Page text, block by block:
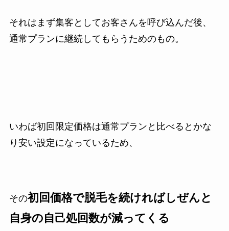
それはまず集客としてお客さんを呼び込んだ後、
通常プランに継続してもらうためのもの。
いわば初回限定価格は通常プランと比べるとかな
り安い設定になっているため、
その初回価格で脱毛を続ければしぜんと
自身の自己処回数が減ってくる